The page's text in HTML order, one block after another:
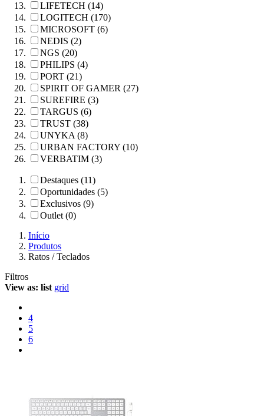
LIFETECH (14)
LOGITECH (170)
MICROSOFT (6)
NEDIS (2)
NGS (20)
PHILIPS (4)
PORT (21)
SPIRIT OF GAMER (27)
SUREFIRE (3)
TARGUS (6)
TRUST (38)
UNYKA (8)
URBAN FACTORY (10)
VERBATIM (3)
Destaques (11)
Oportunidades (5)
Exclusivos (9)
Outlet (0)
Início
Produtos
Ratos / Teclados
Filtros
View as: list grid
4
5
6